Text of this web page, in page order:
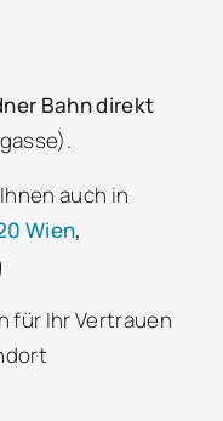
Bahn direkt
auch in
Wien,
für Ihr Vertrauen